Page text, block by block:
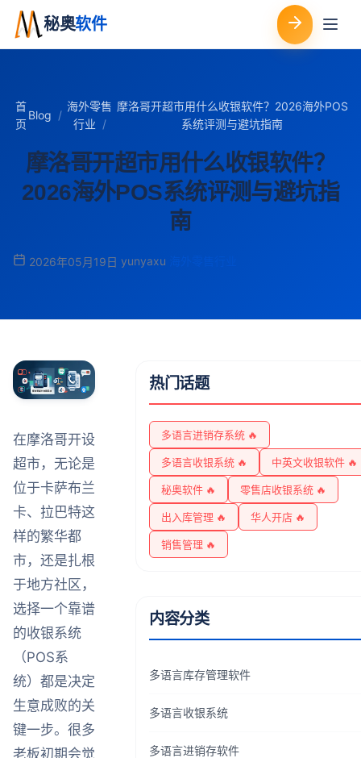
秘奥软件
首
页
Blog
海外零售
行业
摩洛哥开超市用什么收银软件？2026海外POS
系统评测与避坑指南
摩洛哥开超市用什么收银软件？
2026海外POS系统评测与避坑指
南
2026年05月19日 yunyaxu
在摩洛哥开设
超市，无论是
位于卡萨布兰
卡、拉巴特这
样的繁华都
市，还是扎根
于地方社区，
选择一个靠谱
的收银系统
（POS系
统）都是决定
生意成败的关
键一步。很多
老板初期会觉
热门话题
多语言进销存系统 🔥
多语言收银系统 🔥 中英文收银软件 🔥
秘奥软件 🔥 零售店收银系统 🔥
出入库管理 🔥 华人开店 🔥
销售管理 🔥
内容分类
多语言库存管理软件
多语言收银系统
多语言进销存软件